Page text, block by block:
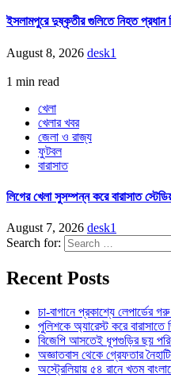
ইসলামপুরে দুষ্কৃতীর গুলিতে নিহত প্রধান
August 8, 2026 desk1
1 min read
খেলা
খেলার খবর
জেলা ও রাজ্য
ফুটবল
বারাসাত
লিগের খেলা সুসম্পন্ন করে বারাসাত
August 7, 2026 desk1
Search for:
Recent Posts
চা-বাগানে প্রকাশ্যে লেপার্ডের
পুলিশকে অ্যারেস্ট করে বারাসাতে
বিজেপি আসতেই ধূপগুড়ির ছয়
অজ্ঞাতবাস থেকে গ্রেফতার
অস্ট্রেলিয়ায় ৫৪ রানে খতম